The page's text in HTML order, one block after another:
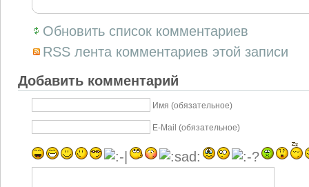
Обновить список комментариев
RSS лента комментариев этой записи
Добавить комментарий
Имя (обязательное)
E-Mail (обязательное)